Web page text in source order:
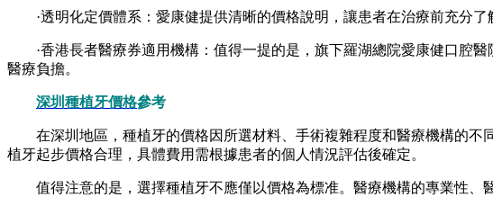
·透明化定價體系：愛康健提供清晰的價格說明，讓患者在治療前充分了
·香港長者醫療券適用機構：值得一提的是，旗下羅湖總院愛康健口腔醫
醫療負擔。
深圳種植牙價格參考
在深圳地區，種植牙的價格因所選材料、手術複雜程度和醫療機構的不
植牙起步價格合理，具體費用需根據患者的個人情況評估後確定。
值得注意的是，選擇種植牙不應僅以價格為標准。醫療機構的專業性、